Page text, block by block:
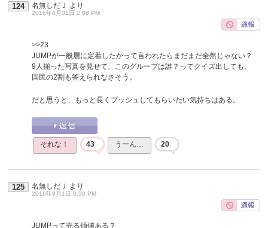
124 名無しだＪ より
2016年8月31日 2:08 PM
>>23
JUMPが一般層に定着したかって言われたらまだまだ全然じゃない？
9人揃った写真を見せて、このグループは誰？ってクイズ出しても、
国民の2割も答えられなさそう。
だと思うと、もっと長くプッシュしてもらいたい気持ちはある。
それな！ 43 うーん… 20
125 名無しだＪ より
2016年9月1日 9:30 PM
JUMPって売る価値ある？